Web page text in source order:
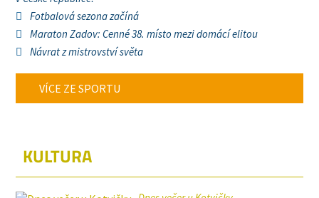
Fotbalová sezona začíná
Maraton Zadov: Cenné 38. místo mezi domácí elitou
Návrat z mistrovství světa
VÍCE ZE SPORTU
KULTURA